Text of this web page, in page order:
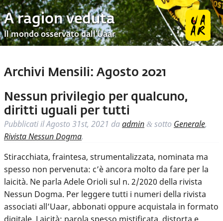
A ragion veduta
Il mondo osservato dall’Uaar
Archivi Mensili: Agosto 2021
Nessun privilegio per qualcuno,
diritti uguali per tutti
Pubblicati ilAgosto 31st, 2021 daadmin & sotto Generale,
Rivista Nessun Dogma.
Stiracchiata, fraintesa, strumentalizzata, nominata ma
spesso non pervenuta: c’è ancora molto da fare per la
laicità. Ne parla Adele Orioli sul n. 2/2020 della rivista
Nessun Dogma. Per leggere tutti i numeri della rivista
associati all’Uaar, abbonati oppure acquistala in formato